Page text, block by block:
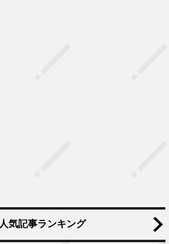
人気記事ランキング